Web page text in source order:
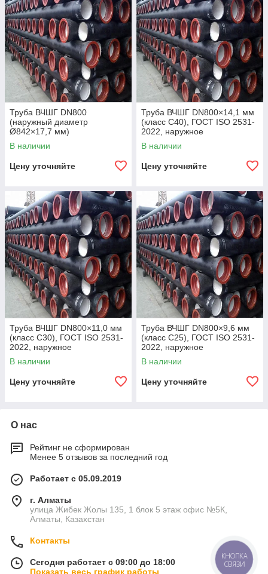
Труба ВЧШГ DN800
(наружный диаметр
Ø842×17,7 мм)
В наличии
Цену уточняйте
Труба ВЧШГ DN800×14,1 мм
(класс C40), ГОСТ ISO 2531-
2022, наружное
полиуретановое покрытие,
внутреннее цементно-
В наличии
Цену уточняйте
Труба ВЧШГ DN800×11,0 мм
(класс C30), ГОСТ ISO 2531-
2022, наружное
полиуретановое покрытие,
внутреннее цементно-
В наличии
Цену уточняйте
Труба ВЧШГ DN800×9,6 мм
(класс C25), ГОСТ ISO 2531-
2022, наружное
полиуретановое покрытие,
внутреннее цементно-
В наличии
Цену уточняйте
О нас
Рейтинг не сформирован
Менее 5 отзывов за последний год
Работает с 05.09.2019
г. Алматы
улица Жибек Жолы 135, 1 блок 5 этаж офис №5К,
Алматы, Казахстан
Контакты
Сегодня работает с 09:00 до 18:00
Показать весь график работы
КНОПКА
СВЯЗИ